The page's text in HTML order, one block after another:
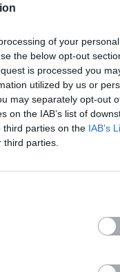
of your
the below opt-out
is processed you
utilized by us or
may separately opt-out
on the IAB’s list of
third parties on the IAB’s
parties.
22
για το
ελληνικού
της
στην
όλα
με